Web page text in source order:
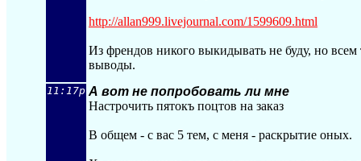
http://allan999.livejournal.com/1599609.html
Из френдов никого выкидывать не буду, но всем
выводы.
11:17p А вот не попробовать ли мне
Настрочить пятокъ поцтов на заказ
В общем - с вас 5 тем, с меня - раскрытие оных.